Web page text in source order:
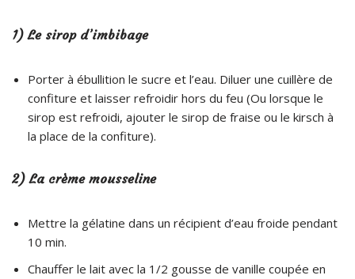
1) Le sirop d’imbibage
Porter à ébullition le sucre et l’eau. Diluer une cuillère de
confiture et laisser refroidir hors du feu (Ou lorsque le
sirop est refroidi, ajouter le sirop de fraise ou le kirsch à
la place de la confiture).
2) La crème mousseline
Mettre la gélatine dans un récipient d’eau froide pendant
10 min.
Chauffer le lait avec la 1/2 gousse de vanille coupée en